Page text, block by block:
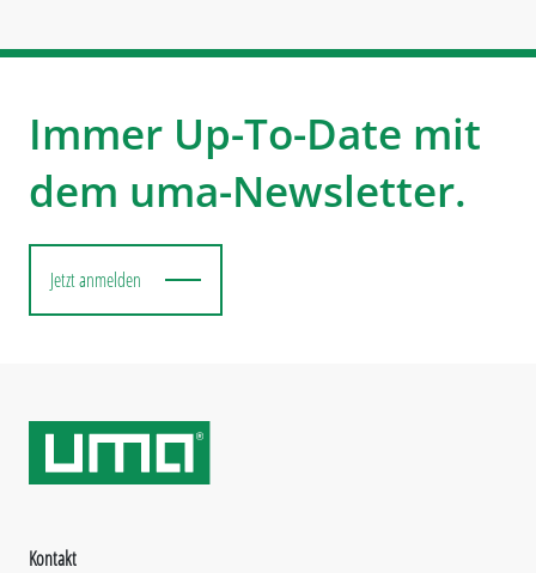
Immer Up-To-Date mit
dem uma-Newsletter.
Jetzt anmelden
Kontakt